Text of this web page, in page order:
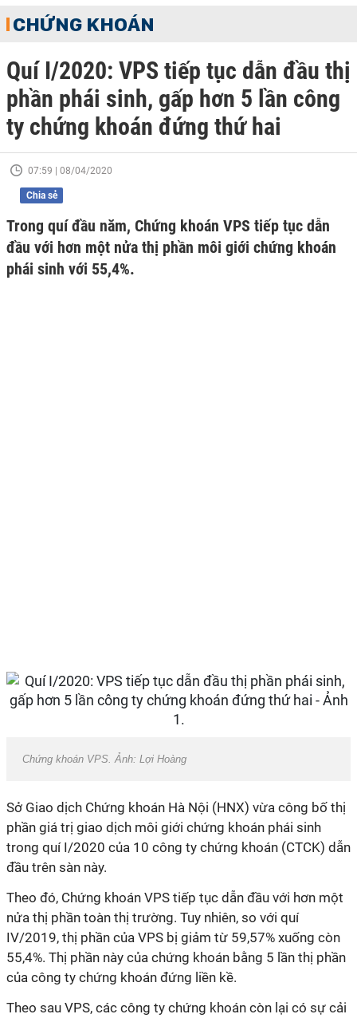
CHỨNG KHOÁN
Quí I/2020: VPS tiếp tục dẫn đầu thị
phần phái sinh, gấp hơn 5 lần công
ty chứng khoán đứng thứ hai
07:59 | 08/04/2020
Chia sẻ
Trong quí đầu năm, Chứng khoán VPS tiếp tục dẫn
đầu với hơn một nửa thị phần môi giới chứng khoán
phái sinh với 55,4%.
Chứng khoán VPS. Ảnh: Lợi Hoàng
Sở Giao dịch Chứng khoán Hà Nội (HNX) vừa công bố thị
phần giá trị giao dịch môi giới chứng khoán phái sinh
trong quí I/2020 của 10 công ty chứng khoán (CTCK) dẫn
đầu trên sàn này.
Theo đó, Chứng khoán VPS tiếp tục dẫn đầu với hơn một
nửa thị phần toàn thị trường. Tuy nhiên, so với quí
IV/2019, thị phần của VPS bị giảm từ 59,57% xuống còn
55,4%. Thị phần này của chứng khoán bằng 5 lần thị phần
của công ty chứng khoán đứng liền kề.
Theo sau VPS, các công ty chứng khoán còn lại có sự cải